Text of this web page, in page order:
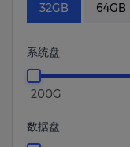
32GB 64GB
系统盘
200G
数据盘